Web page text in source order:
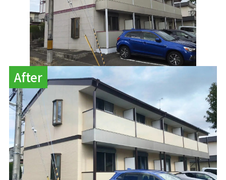
After